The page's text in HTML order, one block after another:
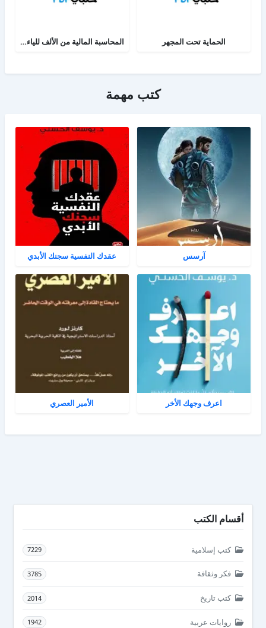
الحماية تحت المجهر المحاسبة المالية من الألف للياء - الجزء الثاني
كتب مهمة
آرسس عقدك النفسية سجنك الأبدي
اعرف وجهك الأخر الأمير العصري
أقسام الكتب
كتب إسلامية 7229
فكر وثقافة 3785
كتب تاريخ 2014
روايات عربية 1942